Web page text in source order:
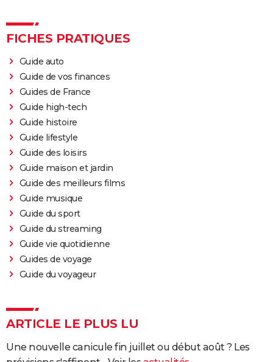
FICHES PRATIQUES
Guide auto
Guide de vos finances
Guides de France
Guide high-tech
Guide histoire
Guide lifestyle
Guide des loisirs
Guide maison et jardin
Guide des meilleurs films
Guide musique
Guide du sport
Guide du streaming
Guide vie quotidienne
Guides de voyage
Guide du voyageur
ARTICLE LE PLUS LU
Une nouvelle canicule fin juillet ou début août ? Les